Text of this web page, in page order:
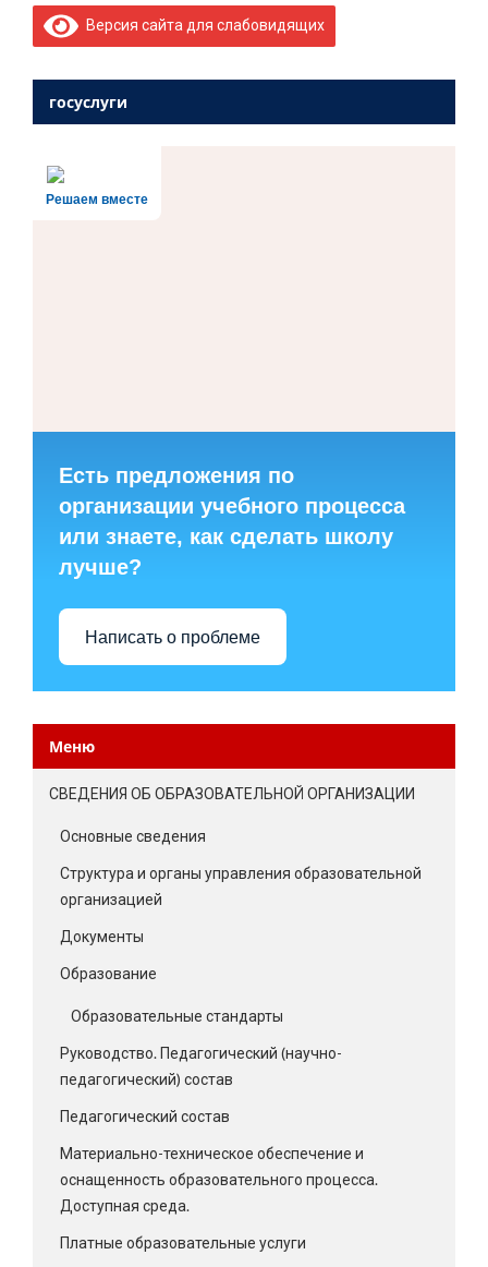
Версия сайта для слабовидящих
госуслуги
Решаем вместе
Есть предложения по
организации учебного процесса
или знаете, как сделать школу
лучше?
Написать о проблеме
Меню
СВЕДЕНИЯ ОБ ОБРАЗОВАТЕЛЬНОЙ ОРГАНИЗАЦИИ
Основные сведения
Структура и органы управления образовательной
организацией
Документы
Образование
Образовательные стандарты
Руководство. Педагогический (научно-
педагогический) состав
Педагогический состав
Материально-техническое обеспечение и
оснащенность образовательного процесса.
Доступная среда.
Платные образовательные услуги